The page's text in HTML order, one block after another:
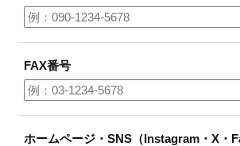
FAX番号
ホームページ・SNS（Instagram・X・